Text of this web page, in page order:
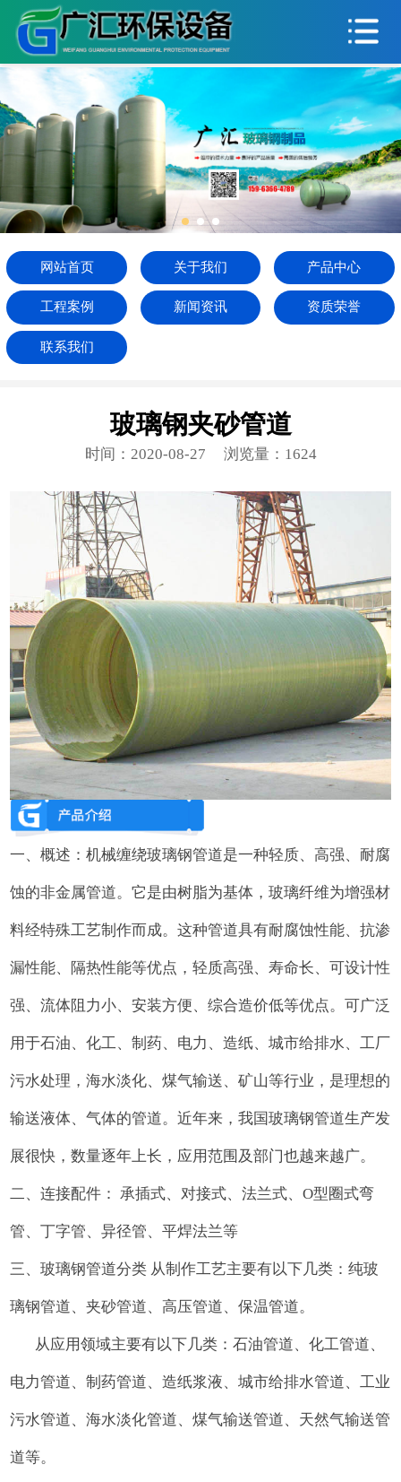
关于我们
产品中心
工程案例
新闻资讯
资质荣誉
联系我们
网站首页 关于我们 产品中心
工程案例 新闻资讯 资质荣誉
联系我们
玻璃钢夹砂管道
时间：2020-08-27 浏览量：1624
一、概述：机械缠绕玻璃钢管道是一种轻质、高强、耐腐
蚀的非金属管道。它是由树脂为基体，玻璃纤维为增强材
料经特殊工艺制作而成。这种管道具有耐腐蚀性能、抗渗
漏性能、隔热性能等优点，轻质高强、寿命长、可设计性
强、流体阻力小、安装方便、综合造价低等优点。可广泛
用于石油、化工、制药、电力、造纸、城市给排水、工厂
污水处理，海水淡化、煤气输送、矿山等行业，是理想的
输送液体、气体的管道。近年来，我国玻璃钢管道生产发
展很快，数量逐年上长，应用范围及部门也越来越广。
二、连接配件： 承插式、对接式、法兰式、O型圈式弯
管、丁字管、异径管、平焊法兰等
三、玻璃钢管道分类 从制作工艺主要有以下几类：纯玻
璃钢管道、夹砂管道、高压管道、保温管道。
从应用领域主要有以下几类：石油管道、化工管道、
电力管道、制药管道、造纸浆液、城市给排水管道、工业
污水管道、海水淡化管道、煤气输送管道、天然气输送管
道等。